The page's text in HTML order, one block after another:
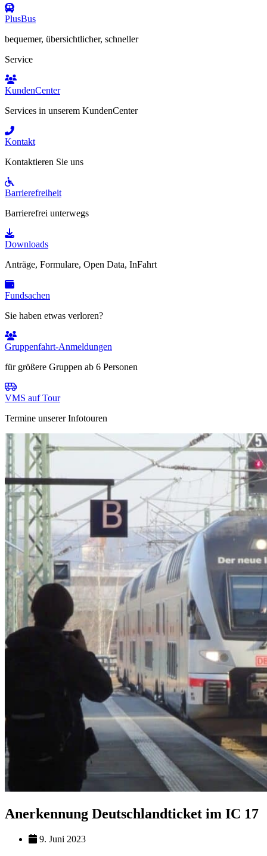
PlusBus
bequemer, übersichtlicher, schneller
Service
KundenCenter
Services in unserem KundenCenter
Kontakt
Kontaktieren Sie uns
Barrierefreiheit
Barrierefrei unterwegs
Downloads
Anträge, Formulare, Open Data, InFahrt
Fundsachen
Sie haben etwas verloren?
Gruppenfahrt-Anmeldungen
für größere Gruppen ab 6 Personen
VMS auf Tour
Termine unserer Infotouren
Anerkennung Deutschlandticket im IC 17
9. Juni 2023